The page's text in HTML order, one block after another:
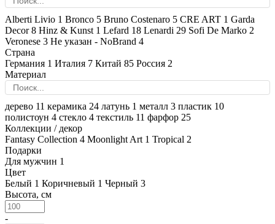
Alberti Livio 1 Bronco 5 Bruno Costenaro 5 CRE ART 1 Garda
Decor8 Hinz & Kunst 1 Lefard 18 Lenardi 29 Sofi De Marko 2
Veronese 3 Не указан - NoBrand 4
Страна
Германия 1 Италия 7 Китай 85 Россия 2
Материал
дерево 11 керамика 24 латунь 1 металл 3 пластик 10
полистоун 4 стекло 4 текстиль 11 фарфор 25
Коллекции / декор
Fantasy Collection 4 Moonlight Art 1 Tropical 2
Подарки
Для мужчин 1
Цвет
Белый 1 Коричневый 1 Черный 3
Высота, см
-